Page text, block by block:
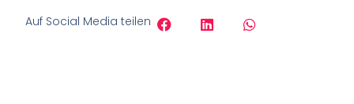
Auf Social Media teilen